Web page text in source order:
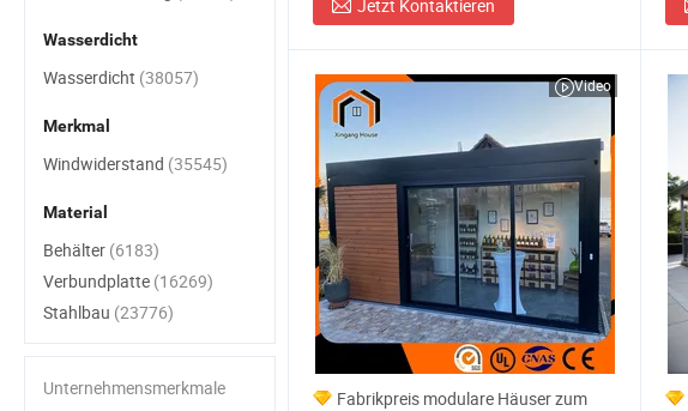
Jetzt Kontaktieren
Video
Fabrikpreis modulare Häuser zum
Wasserdicht
Wasserdicht (38057)
Merkmal
Windwiderstand (35545)
Material
Behälter (6183)
Verbundplatte (16269)
Stahlbau (23776)
Unternehmensmerkmale